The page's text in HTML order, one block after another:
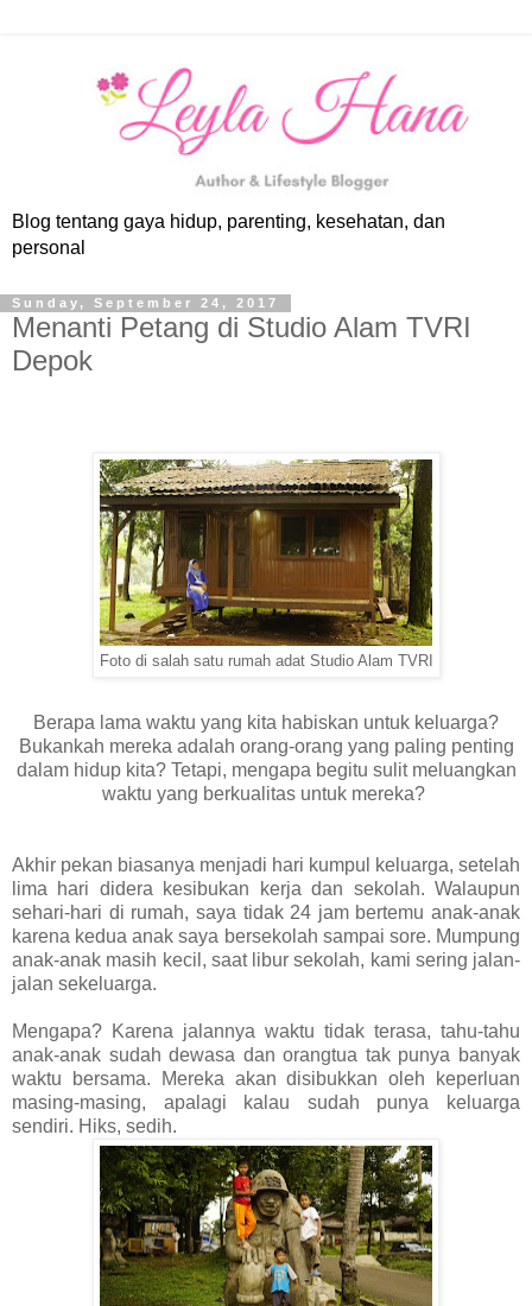
Blog tentang gaya hidup, parenting, kesehatan, dan
personal
Sunday, September 24, 2017
Menanti Petang di Studio Alam TVRI
Depok
Foto di salah satu rumah adat Studio Alam TVRI
Berapa lama waktu yang kita habiskan untuk keluarga?
Bukankah mereka adalah orang-orang yang paling penting
dalam hidup kita? Tetapi, mengapa begitu sulit meluangkan
waktu yang berkualitas untuk mereka?
Akhir pekan biasanya menjadi hari kumpul keluarga, setelah
lima hari didera kesibukan kerja dan sekolah. Walaupun
sehari-hari di rumah, saya tidak 24 jam bertemu anak-anak
karena kedua anak saya bersekolah sampai sore. Mumpung
anak-anak masih kecil, saat libur sekolah, kami sering jalan-
jalan sekeluarga.
Mengapa? Karena jalannya waktu tidak terasa, tahu-tahu
anak-anak sudah dewasa dan orangtua tak punya banyak
waktu bersama. Mereka akan disibukkan oleh keperluan
masing-masing, apalagi kalau sudah punya keluarga
sendiri. Hiks, sedih.